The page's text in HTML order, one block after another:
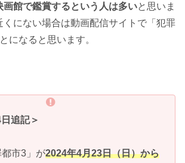
画館で鑑賞するという人は多いと思いま
くにない場合は動画配信サイトで「犯罪
になると思います。
追記＞
市3」が2024年4月23日（日）から